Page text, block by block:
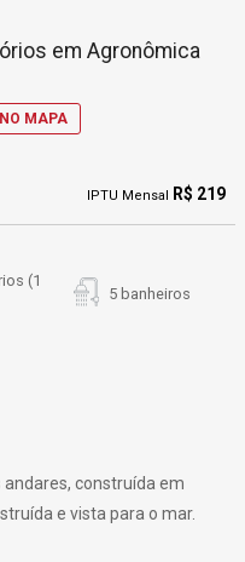
em Agronômica
MAPA
IPTU Mensal R$ 219
(1
5 banheiros
construída em
e vista para o mar.